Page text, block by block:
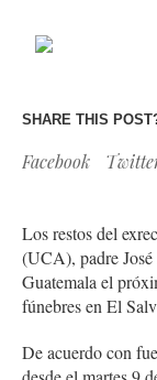
SHARE THIS
Facebook
Los restos del
(UCA), padre José
Guatemala el
fúnebres en El
De acuerdo con